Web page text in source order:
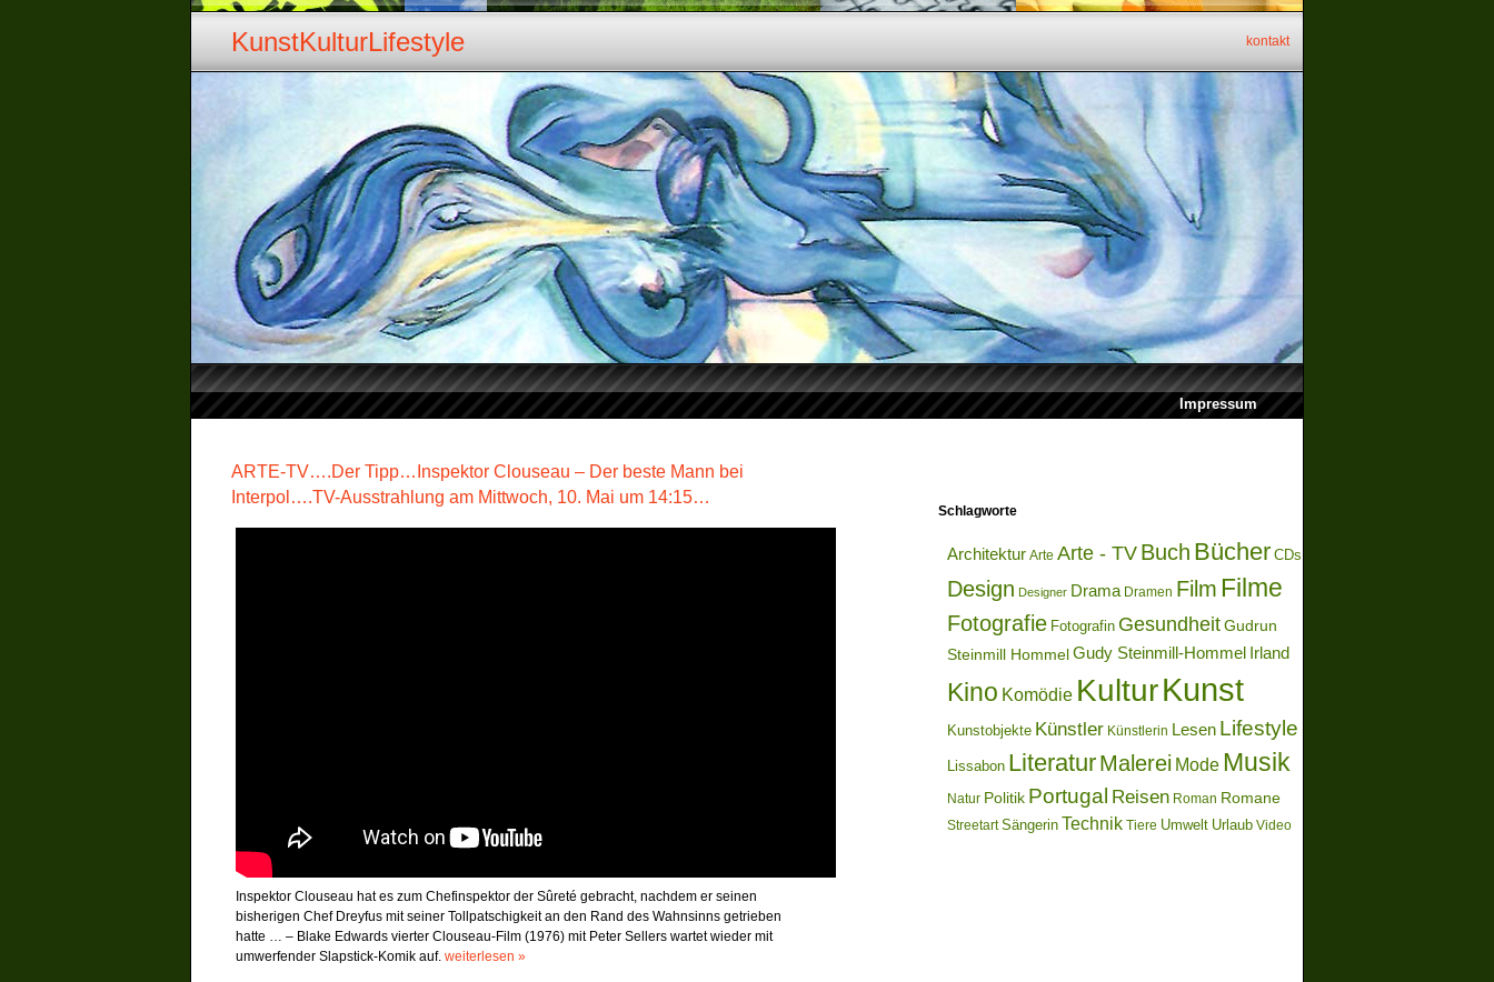
KunstKulturLifestyle kontakt
Impressum
ARTE-TV….Der Tipp…Inspektor Clouseau – Der beste Mann bei
Interpol….TV-Ausstrahlung am Mittwoch, 10. Mai um 14:15…
Inspektor Clouseau hat es zum Chefinspektor der Sûreté gebracht, nachdem er seinen
bisherigen Chef Dreyfus mit seiner Tollpatschigkeit an den Rand des Wahnsinns getrieben
hatte … – Blake Edwards vierter Clouseau-Film (1976) mit Peter Sellers wartet wieder mit
umwerfender Slapstick-Komik auf. weiterlesen »
Schlagworte
Architektur Arte Arte - TVBuch Bücher CDs
Design Designer Drama Dramen Film Filme
Fotografie Fotografin Gesundheit Gudrun
Steinmill Hommel Gudy Steinmill-Hommel Irland
Kino Komödie KulturKunst
Kunstobjekte Künstler Künstlerin Lesen Lifestyle
Lissabon LiteraturMalerei Mode Musik
Natur Politik Portugal Reisen Roman Romane
Streetart Sängerin Technik Tiere Umwelt Urlaub Video